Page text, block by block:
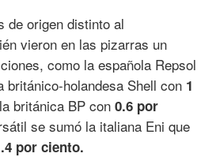
de origen distinto al
vieron en las pizarras un
como la española Repsol
británico-holandesa Shell con 1
británica BP con 0.6 por
se sumó la italiana Eni que
por ciento.